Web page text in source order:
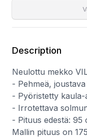
Description
Neulottu mekko
- Pehmeä,
- Pyöristetty kaula-
- Irrotettava
- Pituus edestä: 95
Mallin pituus on